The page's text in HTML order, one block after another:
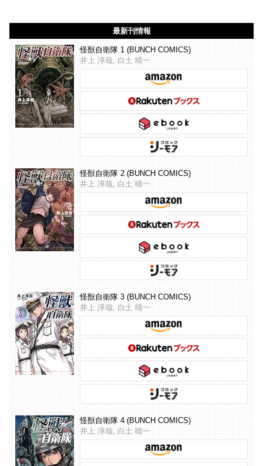
最新刊情報
怪獣自衛隊 1 (BUNCH COMICS)
井上 淳哉, 白土 晴一
怪獣自衛隊 2 (BUNCH COMICS)
井上 淳哉, 白土 晴一
怪獣自衛隊 3 (BUNCH COMICS)
井上 淳哉, 白土 晴一
怪獣自衛隊 4 (BUNCH COMICS)
井上 淳哉, 白土 晴一